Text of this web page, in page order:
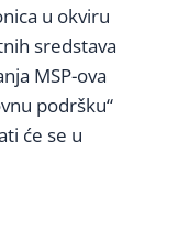
u okviru
sredstava
MSP-ova
podršku“
će se u